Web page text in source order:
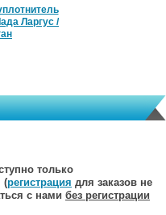
Ларгус /
только
(регистрация для заказов не
с нами без регистрации